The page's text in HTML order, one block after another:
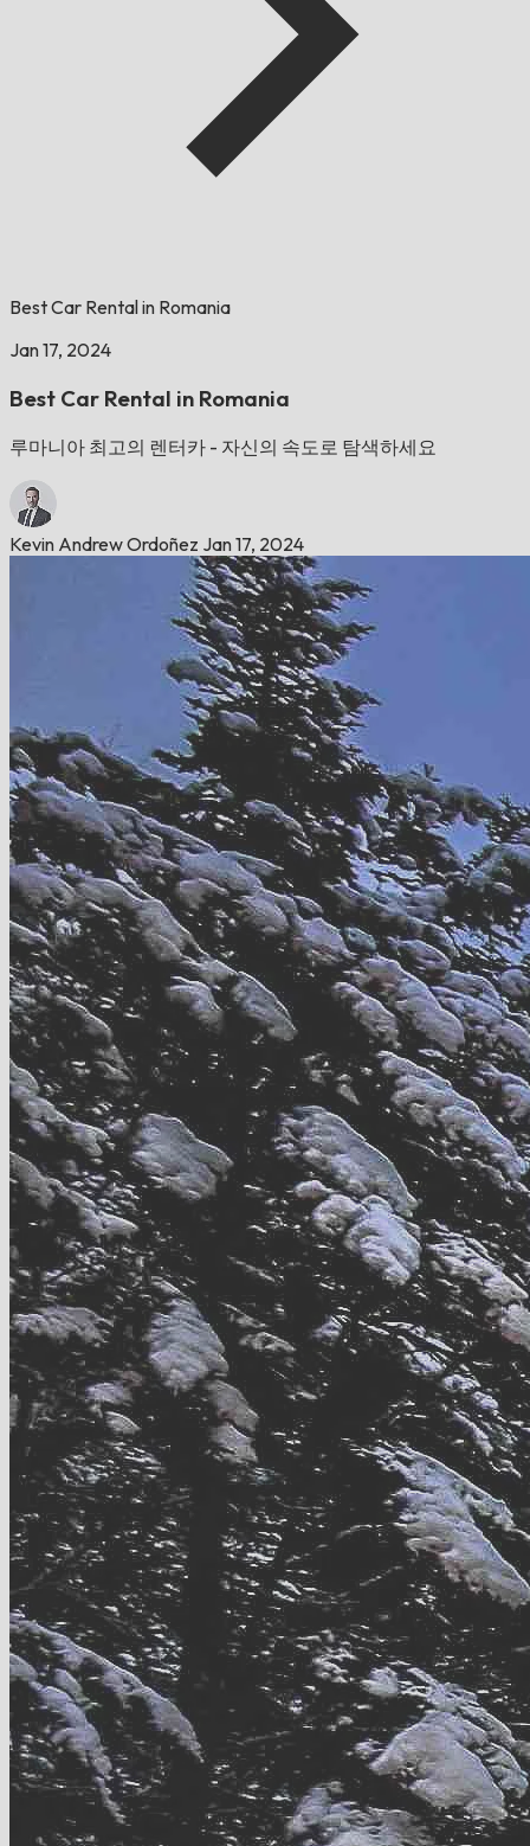
Best Car Rental in Romania
Jan 17, 2024
Best Car Rental in Romania
루마니아 최고의 렌터카 - 자신의 속도로 탐색하세요
Kevin Andrew Ordoñez Jan 17, 2024